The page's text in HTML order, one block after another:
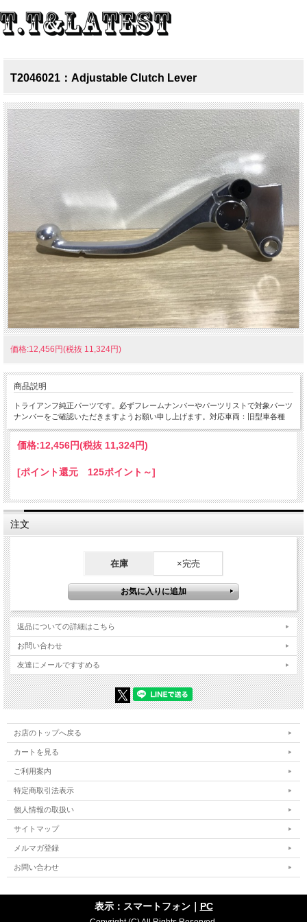
T2046021：Adjustable Clutch Lever
価格:12,456円(税抜 11,324円)
商品説明
トライアンフ純正パーツです。必ずフレームナンバーやパーツリストで対象パーツ
ナンバーをご確認いただきますようお願い申し上げます。対応車両：旧型車各種
価格:12,456円(税抜 11,324円)
[ポイント還元 125ポイント～]
注文
在庫 ×完売
返品についての詳細はこちら
お問い合わせ
友達にメールですすめる
お店のトップへ戻る
カートを見る
ご利用案内
特定商取引法表示
個人情報の取扱い
サイトマップ
メルマガ登録
お問い合わせ
表示：スマートフォン｜ PC